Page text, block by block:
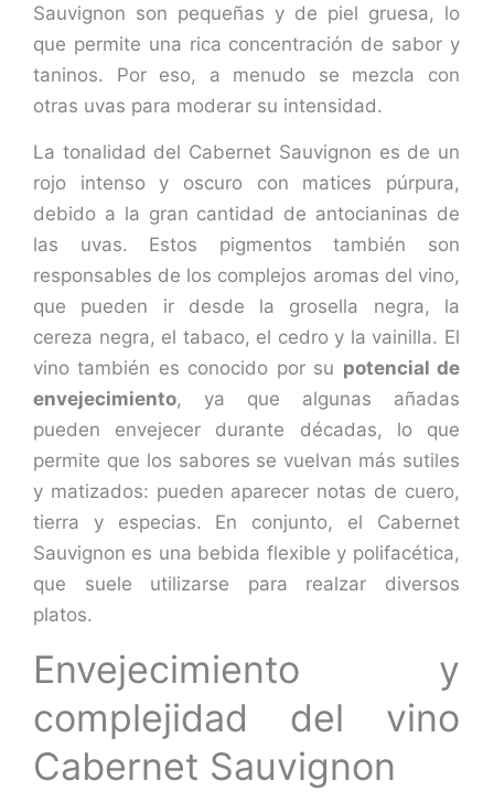
Sauvignon son pequeñas y de piel gruesa, lo
que permite una rica concentración de sabor y
taninos. Por eso, a menudo se mezcla con
otras uvas para moderar su intensidad.
La tonalidad del Cabernet Sauvignon es de un
rojo intenso y oscuro con matices púrpura,
debido a la gran cantidad de antocianinas de
las uvas. Estos pigmentos también son
responsables de los complejos aromas del vino,
que pueden ir desde la grosella negra, la
cereza negra, el tabaco, el cedro y la vainilla. El
vino también es conocido por su potencial de
envejecimiento, ya que algunas añadas
pueden envejecer durante décadas, lo que
permite que los sabores se vuelvan más sutiles
y matizados: pueden aparecer notas de cuero,
tierra y especias. En conjunto, el Cabernet
Sauvignon es una bebida flexible y polifacética,
que suele utilizarse para realzar diversos
platos.
Envejecimiento y
complejidad del vino
Cabernet Sauvignon